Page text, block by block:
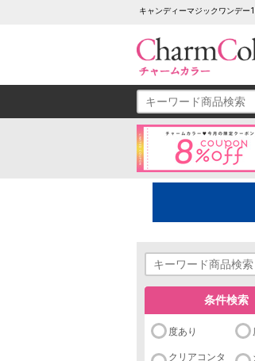
キャンディーマジックワンデー
条件検索
度あり
クリアコンタ